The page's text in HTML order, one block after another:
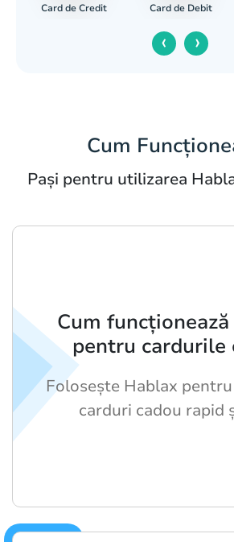
Card de Credit Card de Debit
‹ ›
Cum
Pași pentru utilizarea
Cum
pentru cardurile
Folosește Hablax
carduri cadou rapid